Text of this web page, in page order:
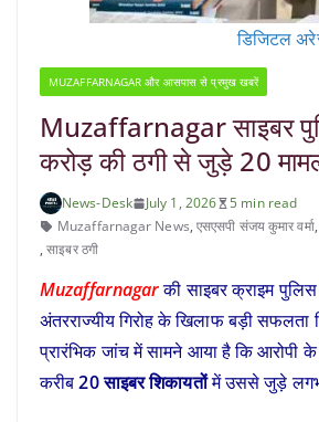
डिजिटल
MUZAFFARNAGAR और आसपास से प्रमुख खबरें
Muzaffarnagar साइबर
करोड़ की ठगी से जुड़े 20
News-Desk July 1, 2026
5 min read
Muzaffarnagar News,एसएसपी संजय कुमार वर्मा,
,साइबर ठगी
Muzaffarnagar की साइबर क्राइम
अंतरराज्यीय गिरोह के खिलाफ बड़ी सफलता
प्रारंभिक जांच में सामने आया है कि आरोपी
करीब20 साइबर शिकायतोंमें उससे जुड़े